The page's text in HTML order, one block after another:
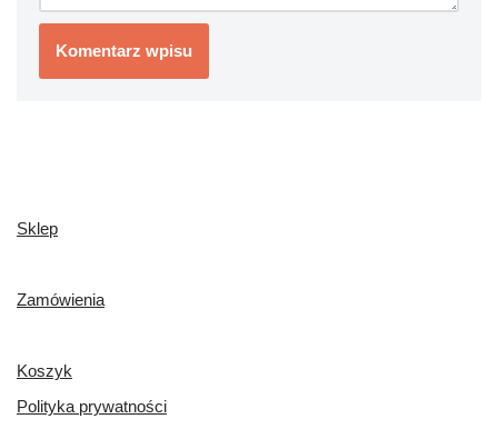
Sklep
Zamówienia
Koszyk
Polityka prywatności